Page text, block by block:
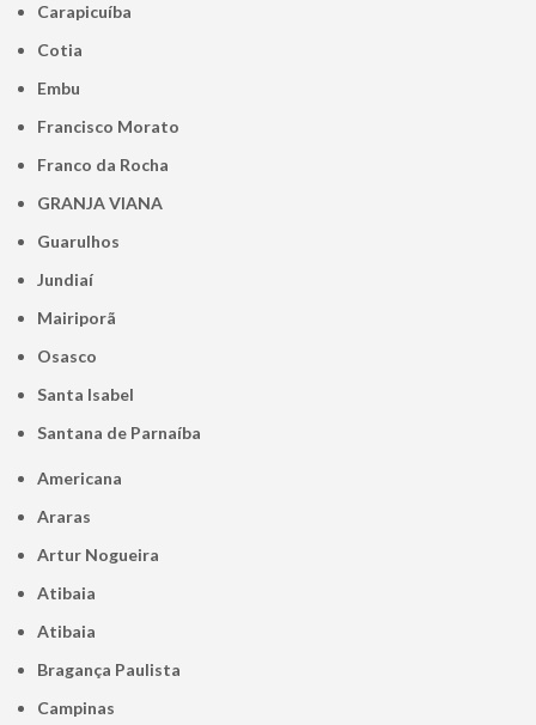
Carapicuíba
Cotia
Embu
Francisco Morato
Franco da Rocha
GRANJA VIANA
Guarulhos
Jundiaí
Mairiporã
Osasco
Santa Isabel
Santana de Parnaíba
Americana
Araras
Artur Nogueira
Atibaia
Atibaia
Bragança Paulista
Campinas